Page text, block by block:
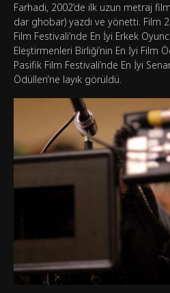
Farhadi, 2002’de ilk uzun metraj
dar ghobar) yazdı ve yönetti. Film
Film Festivali’nde En İyi Erkek
Eleştirmenleri Birliği’nin En İyi Film
Pasifik Film Festivali’nde En İyi
Ödülleri’ne layık görüldü.